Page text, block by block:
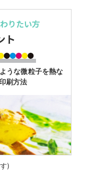
りたい方
ト
うな微粒子を熱な
刷方法
)